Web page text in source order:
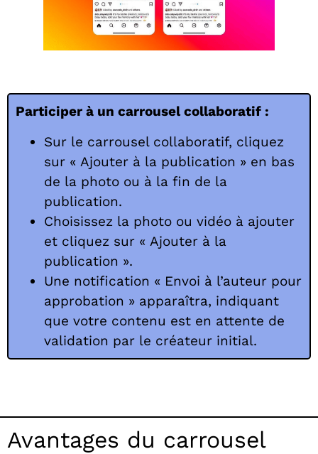
Participer à un carrousel collaboratif :
Sur le carrousel collaboratif, cliquez
sur « Ajouter à la publication » en bas
de la photo ou à la fin de la
publication.
Choisissez la photo ou vidéo à ajouter
et cliquez sur « Ajouter à la
publication ».
Une notification « Envoi à l’auteur pour
approbation » apparaîtra, indiquant
que votre contenu est en attente de
validation par le créateur initial.
Avantages du carrousel